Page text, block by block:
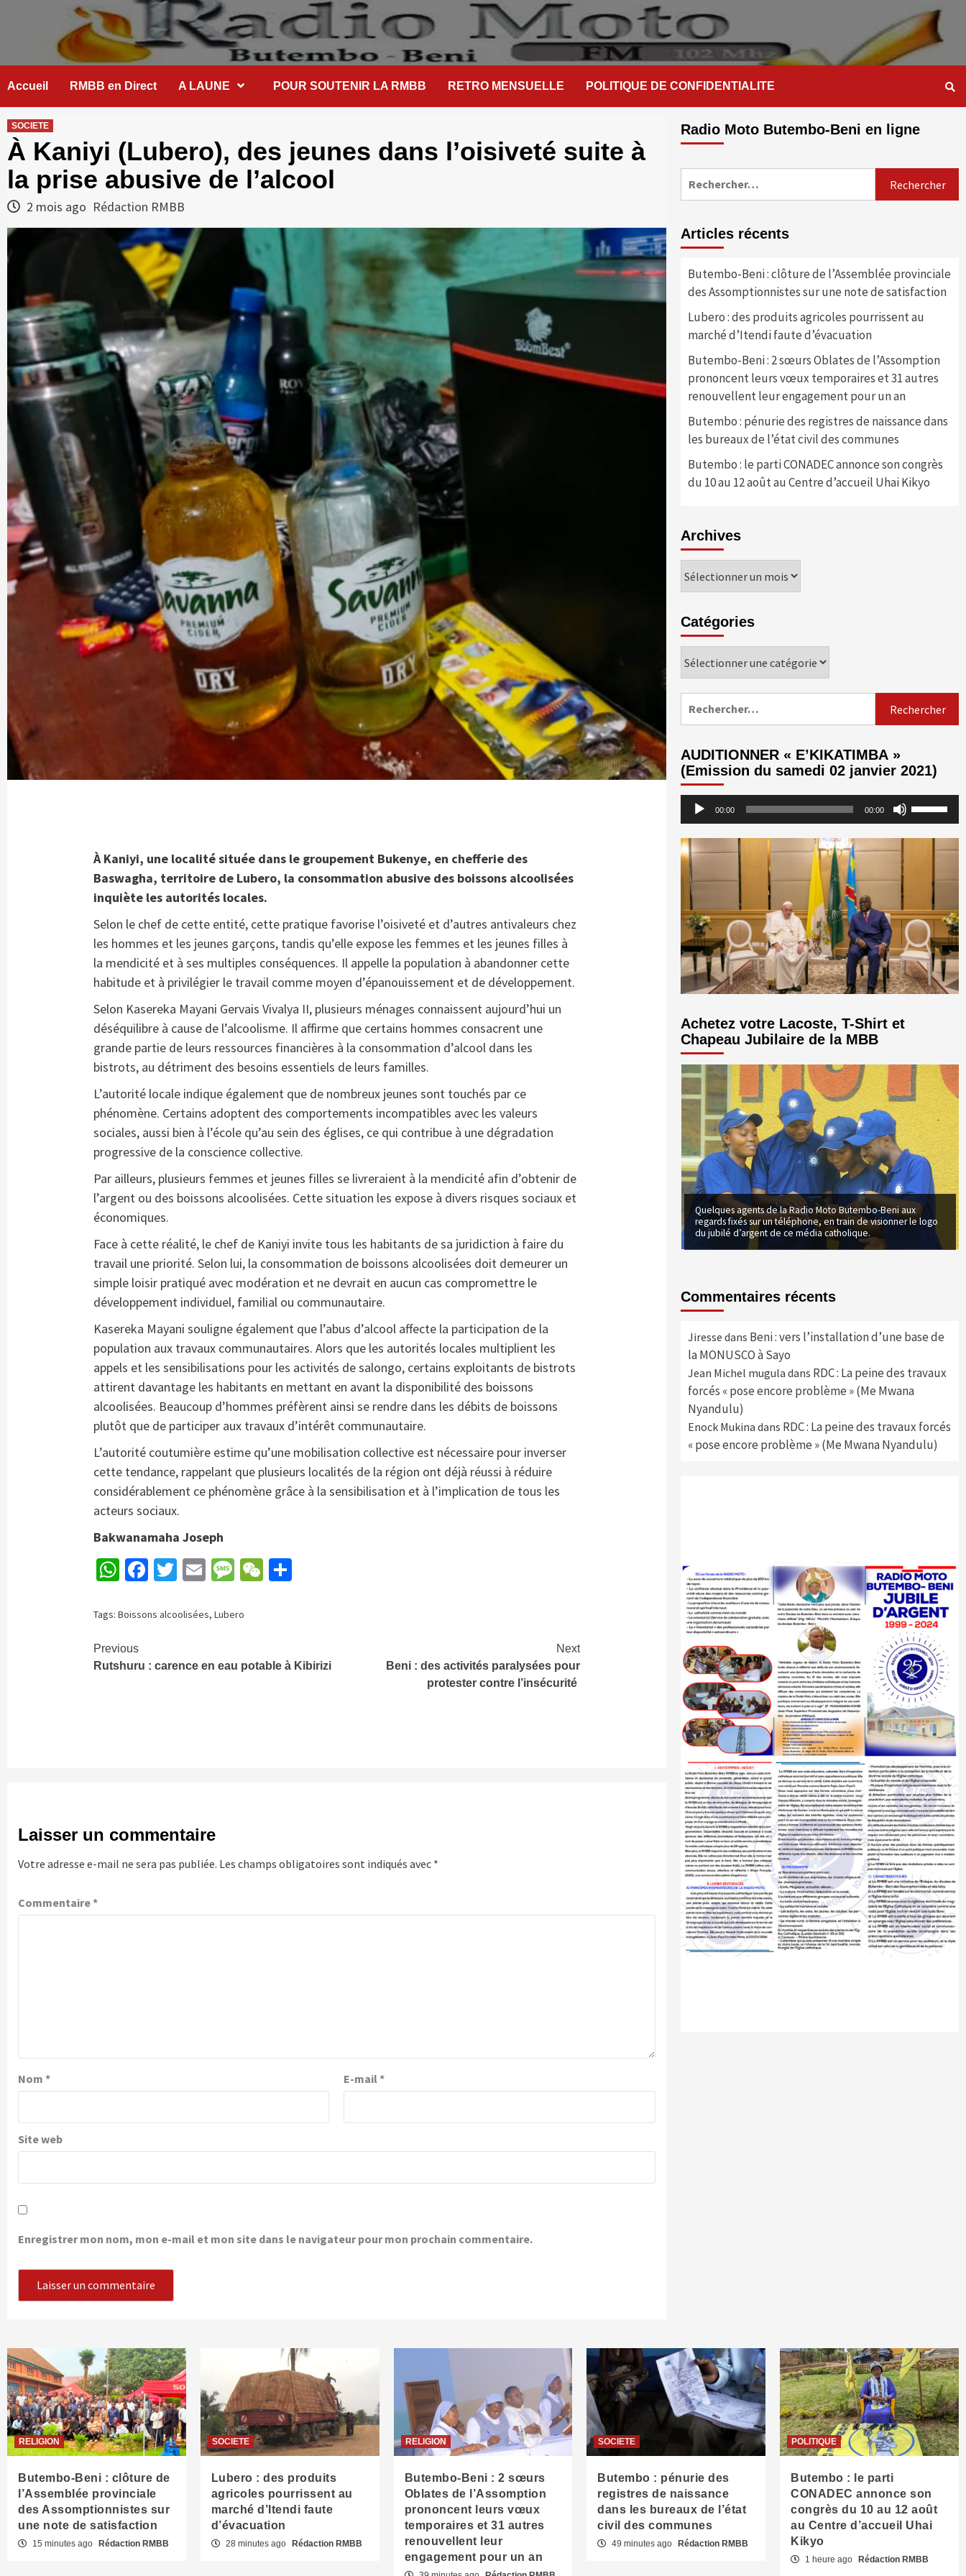
Accueil RMBB en Direct A LAUNE POUR SOUTENIR LA RMBB RETRO MENSUELLE POLITIQUE DE CONFIDENTIALITE
SOCIETE
À Kaniyi (Lubero), des jeunes dans l’oisiveté suite à
la prise abusive de l’alcool
2 mois ago Rédaction RMBB
À Kaniyi, une localité située dans le groupement Bukenye, en chefferie des
Baswagha, territoire de Lubero, la consommation abusive des boissons alcoolisées
inquiète les autorités locales.
Selon le chef de cette entité, cette pratique favorise l’oisiveté et d’autres antivaleurs chez
les hommes et les jeunes garçons, tandis qu’elle expose les femmes et les jeunes filles à
la mendicité et à ses multiples conséquences. Il appelle la population à abandonner cette
habitude et à privilégier le travail comme moyen d’épanouissement et de développement.
Selon Kasereka Mayani Gervais Vivalya II, plusieurs ménages connaissent aujourd’hui un
déséquilibre à cause de l’alcoolisme. Il affirme que certains hommes consacrent une
grande partie de leurs ressources financières à la consommation d’alcool dans les
bistrots, au détriment des besoins essentiels de leurs familles.
L’autorité locale indique également que de nombreux jeunes sont touchés par ce
phénomène. Certains adoptent des comportements incompatibles avec les valeurs
sociales, aussi bien à l’école qu’au sein des églises, ce qui contribue à une dégradation
progressive de la conscience collective.
Par ailleurs, plusieurs femmes et jeunes filles se livreraient à la mendicité afin d’obtenir de
l’argent ou des boissons alcoolisées. Cette situation les expose à divers risques sociaux et
économiques.
Face à cette réalité, le chef de Kaniyi invite tous les habitants de sa juridiction à faire du
travail une priorité. Selon lui, la consommation de boissons alcoolisées doit demeurer un
simple loisir pratiqué avec modération et ne devrait en aucun cas compromettre le
développement individuel, familial ou communautaire.
Kasereka Mayani souligne également que l’abus d’alcool affecte la participation de la
population aux travaux communautaires. Alors que les autorités locales multiplient les
appels et les sensibilisations pour les activités de salongo, certains exploitants de bistrots
attirent davantage les habitants en mettant en avant la disponibilité des boissons
alcoolisées. Beaucoup d’hommes préfèrent ainsi se rendre dans les débits de boissons
plutôt que de participer aux travaux d’intérêt communautaire.
L’autorité coutumière estime qu’une mobilisation collective est nécessaire pour inverser
cette tendance, rappelant que plusieurs localités de la région ont déjà réussi à réduire
considérablement ce phénomène grâce à la sensibilisation et à l’implication de tous les
acteurs sociaux.
Bakwanamaha Joseph
WhatsApp
Facebook
Twitter
EmailMessage
WeChat
Tags:Boissons alcoolisées,Lubero
Continue
Reading
Previous
Rutshuru : carence en eau potable à Kibirizi
Next
Beni : des activités paralysées pour
protester contre l’insécurité
Laisser un commentaire
Votre adresse e-mail ne sera pas publiée. Les champs obligatoires sont indiqués avec *
Commentaire*
Nom * E-mail*
Site web
Enregistrer mon nom, mon e-mail et mon site dans le navigateur pour mon prochain commentaire.
Radio Moto Butembo-Beni en ligne
Articles récents
Butembo-Beni : clôture de l’Assemblée provinciale
des Assomptionnistes sur une note de satisfaction
Lubero : des produits agricoles pourrissent au
marché d’Itendi faute d’évacuation
Butembo-Beni : 2 sœurs Oblates de l’Assomption
prononcent leurs vœux temporaires et 31 autres
renouvellent leur engagement pour un an
Butembo : pénurie des registres de naissance dans
les bureaux de l’état civil des communes
Butembo : le parti CONADEC annonce son congrès
du 10 au 12 août au Centre d’accueil Uhai Kikyo
Archives
Archives
Catégories
Catégories
AUDITIONNER « E’KIKATIMBA »
(Emission du samedi 02 janvier 2021)
Lecteur
audio
00:00 00:00
flèches
haut/bas
augmenter
diminuer
le
volume.
Achetez votre Lacoste, T-Shirt et
Chapeau Jubilaire de la MBB
Quelques agents de la Radio Moto Butembo-Beni aux
regards fixés sur un téléphone, en train de visionner le logo
du jubilé d’argent de ce média catholique.
Commentaires récents
Jiresse dans Beni : vers l’installation d’une base de
la MONUSCO à Sayo
Jean Michel mugula dans RDC : La peine des travaux
forcés « pose encore problème » (Me Mwana
Nyandulu)
Enock Mukina dans RDC : La peine des travaux forcés
« pose encore problème » (Me Mwana Nyandulu)
RELIGION
Butembo-Beni : clôture de
l’Assemblée provinciale
des Assomptionnistes sur
une note de satisfaction
15 minutes ago Rédaction RMBB
SOCIETE
Lubero : des produits
agricoles pourrissent au
marché d’Itendi faute
d’évacuation
28 minutes ago Rédaction RMBB
RELIGION
Butembo-Beni : 2 sœurs
Oblates de l’Assomption
prononcent leurs vœux
temporaires et 31 autres
renouvellent leur
engagement pour un an
SOCIETE
Butembo : pénurie des
registres de naissance
dans les bureaux de l’état
civil des communes
49 minutes ago Rédaction RMBB
POLITIQUE
Butembo : le parti
CONADEC annonce son
congrès du 10 au 12 août
au Centre d’accueil Uhai
Kikyo
1 heure ago Rédaction RMBB